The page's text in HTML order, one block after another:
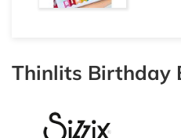
Thinlits Birthday